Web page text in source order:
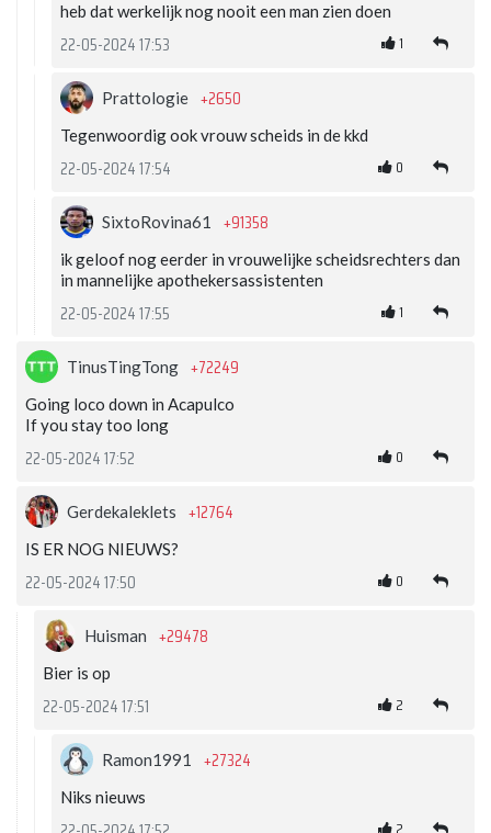
heb dat werkelijk nog nooit een man zien doen
22-05-2024 17:53 1
Prattologie +2650
Tegenwoordig ook vrouw scheids in de kkd
22-05-2024 17:54 0
SixtoRovina61 +91358
ik geloof nog eerder in vrouwelijke scheidsrechters dan
in mannelijke apothekersassistenten
22-05-2024 17:55 1
TinusTingTong +72249
Going loco down in Acapulco
If you stay too long
22-05-2024 17:52 0
Gerdekaleklets +12764
IS ER NOG NIEUWS?
22-05-2024 17:50 0
Huisman +29478
Bier is op
22-05-2024 17:51 2
Ramon1991 +27324
Niks nieuws